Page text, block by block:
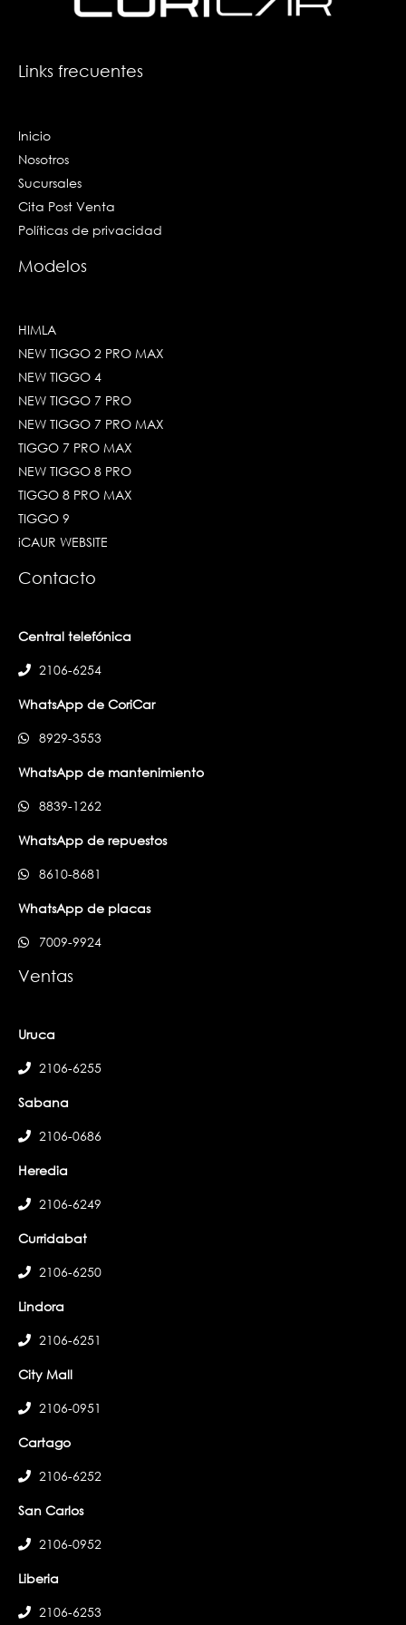
- m -
Links frecuentes
Inicio
Nosotros
Sucursales
Cita Post Venta
Políticas de privacidad
Modelos
HIMLA
NEW TIGGO 2 PRO MAX
NEW TIGGO 4
NEW TIGGO 7 PRO
NEW TIGGO 7 PRO MAX
TIGGO 7 PRO MAX
NEW TIGGO 8 PRO
TIGGO 8 PRO MAX
TIGGO 9
iCAUR WEBSITE
Contacto
Central telefónica
2106-6254
WhatsApp de CoriCar
8929-3553
WhatsApp de mantenimiento
8839-1262
WhatsApp de repuestos
8610-8681
WhatsApp de placas
7009-9924
Ventas
Uruca
2106-6255
Sabana
2106-0686
Heredia
2106-6249
Curridabat
2106-6250
Lindora
2106-6251
City Mall
2106-0951
Cartago
2106-6252
San Carlos
2106-0952
Liberia
2106-6253